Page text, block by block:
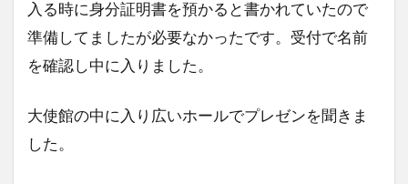
入る時に身分証明書を預かると書かれていたので
準備してましたが必要なかったです。受付で名前
を確認し中に入りました。
大使館の中に入り広いホールでプレゼンを聞きま
した。